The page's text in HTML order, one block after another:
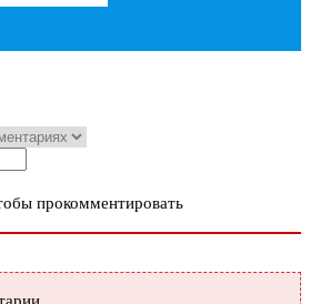
прокомментировать